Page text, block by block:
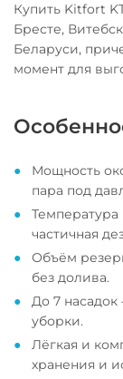
Купить Kitfort
Бресте,
Беларуси,
момент для
Мощность
пара под
Температура
частичная
Объём
без долива.
До 7 насадок
уборки.
Лёгкая и
хранения и